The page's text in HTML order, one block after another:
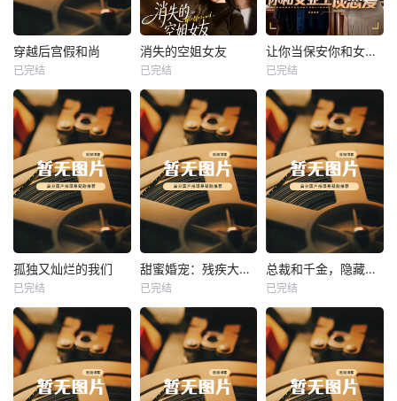
热播
未知
穿越后宫假和尚
已完结
热播
未知
消失的空姐女友
已完结
热播
未知
让你当保安你和女业主谈恋爱
已完结
热播
未知
孤独又灿烂的我们
已完结
热播
未知
甜蜜婚宠：残疾大佬夜夜撩
已完结
热播
未知
总裁和千金，隐藏身份闪婚了
已完结